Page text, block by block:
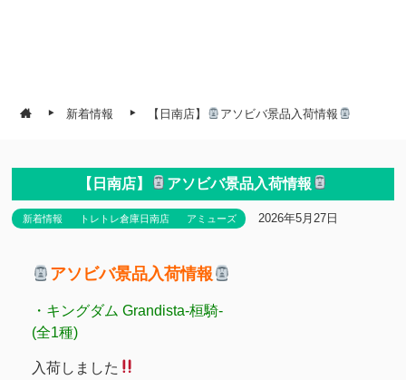
新着情報 【日南店】 アソビバ景品入荷情報
【日南店】 アソビバ景品入荷情報
新着情報 トレトレ倉庫日南店 アミューズ 2026年5月27日
アソビバ景品入荷情報
・キングダム Grandista-桓騎-
(全1種)
入荷しました